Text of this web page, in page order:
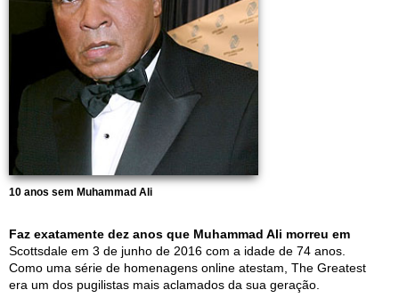
10 anos sem Muhammad Ali
Faz exatamente dez anos que Muhammad Ali morreu em
Scottsdale em 3 de junho de 2016 com a idade de 74 anos.
Como uma série de homenagens online atestam, The Greatest
era um dos pugilistas mais aclamados da sua geração.